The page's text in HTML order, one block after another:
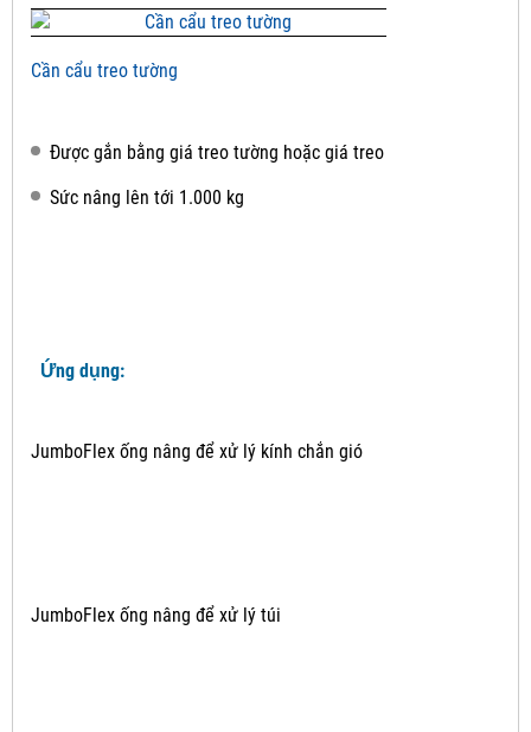
Cần cẩu treo tường
Được gắn bằng giá treo tường hoặc giá treo
Sức nâng lên tới 1.000 kg
Ứng dụng:
JumboFlex ống nâng để xử lý kính chắn gió
JumboFlex ống nâng để xử lý túi